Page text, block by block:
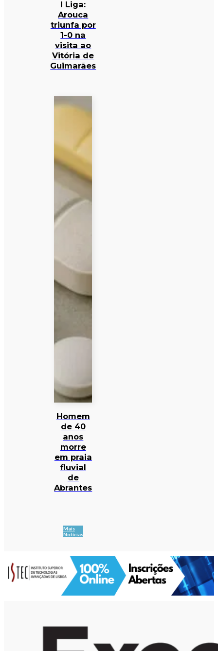
I Liga:
Arouca
triunfa por
1-0 na
visita ao
Vitória de
Guimarães
Homem
de 40
anos
morre
em praia
fluvial
de
Abrantes
Mais
Notícias